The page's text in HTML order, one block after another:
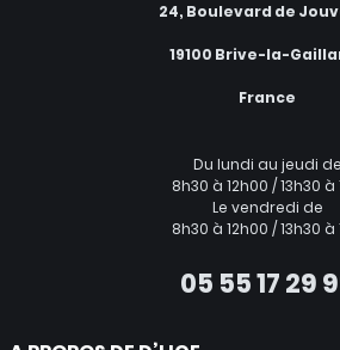
24, Boulevard de
19100 Brive-la-
France
Du lundi au jeudi de
8h30 à 12h00 / 13h30 à
Le vendredi de
8h30 à 12h00 / 13h30 à
05 55 17 29